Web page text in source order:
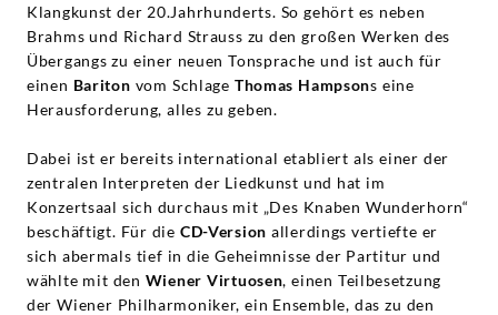
Klangkunst der 20.Jahrhunderts. So gehört es neben
Brahms und Richard Strauss zu den großen Werken des
Übergangs zu einer neuen Tonsprache und ist auch für
einen Bariton vom Schlage Thomas Hampsons eine
Herausforderung, alles zu geben.
Dabei ist er bereits international etabliert als einer der
zentralen Interpreten der Liedkunst und hat im
Konzertsaal sich durchaus mit „Des Knaben Wunderhorn“
beschäftigt. Für die CD-Version allerdings vertiefte er
sich abermals tief in die Geheimnisse der Partitur und
wählte mit den Wiener Virtuosen, einen Teilbesetzung
der Wiener Philharmoniker, ein Ensemble, das zu den